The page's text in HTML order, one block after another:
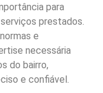
para
prestados.
e
necessária
do bairro,
e confiável.